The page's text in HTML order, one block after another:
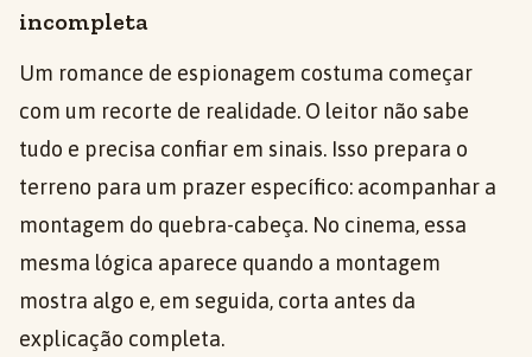
incompleta
Um romance de espionagem costuma começar
com um recorte de realidade. O leitor não sabe
tudo e precisa confiar em sinais. Isso prepara o
terreno para um prazer específico: acompanhar a
montagem do quebra-cabeça. No cinema, essa
mesma lógica aparece quando a montagem
mostra algo e, em seguida, corta antes da
explicação completa.